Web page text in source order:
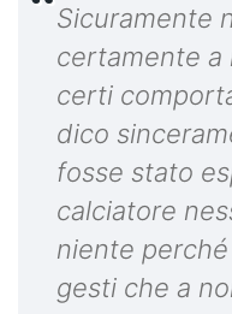
Sicuramente
certamente a
certi
dico
fosse stato
calciatore
niente
gesti che a